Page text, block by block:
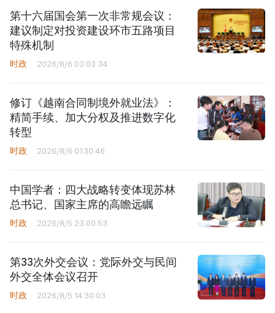
第十六届国会第一次非常规会议：
建议制定对投资建设环市五路项目
特殊机制
时政 2026/8/6 03:03:34
修订《越南合同制境外就业法》：
精简手续、加大分权及推进数字化
转型
时政 2026/8/6 01:30:46
中国学者：四大战略转变体现苏林
总书记、国家主席的高瞻远瞩
时政 2026/8/5 23:00:53
第33次外交会议：党际外交与民间
外交全体会议召开
时政 2026/8/5 14:30:03